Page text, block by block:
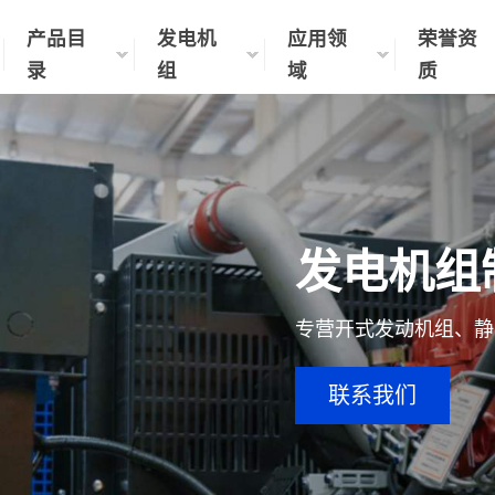
产品目
录
发电机
组
应用领
域
荣誉资
质
发电机组
专营开式发动机组、
联系我们